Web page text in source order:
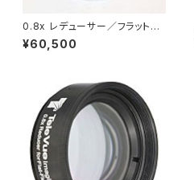
0.8x レデューサー／フラットナ
ー テレビュー76 & 85用
¥60,500